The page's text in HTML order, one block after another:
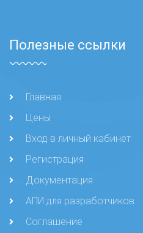
Полезные ссылки
Главная
Цены
Вход в личный кабинет
Регистрация
Документация
АПИ для разработчиков
Соглашение